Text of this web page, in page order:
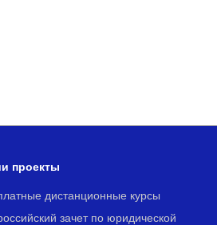
проекты
дистанционные курсы
зачет по юридической